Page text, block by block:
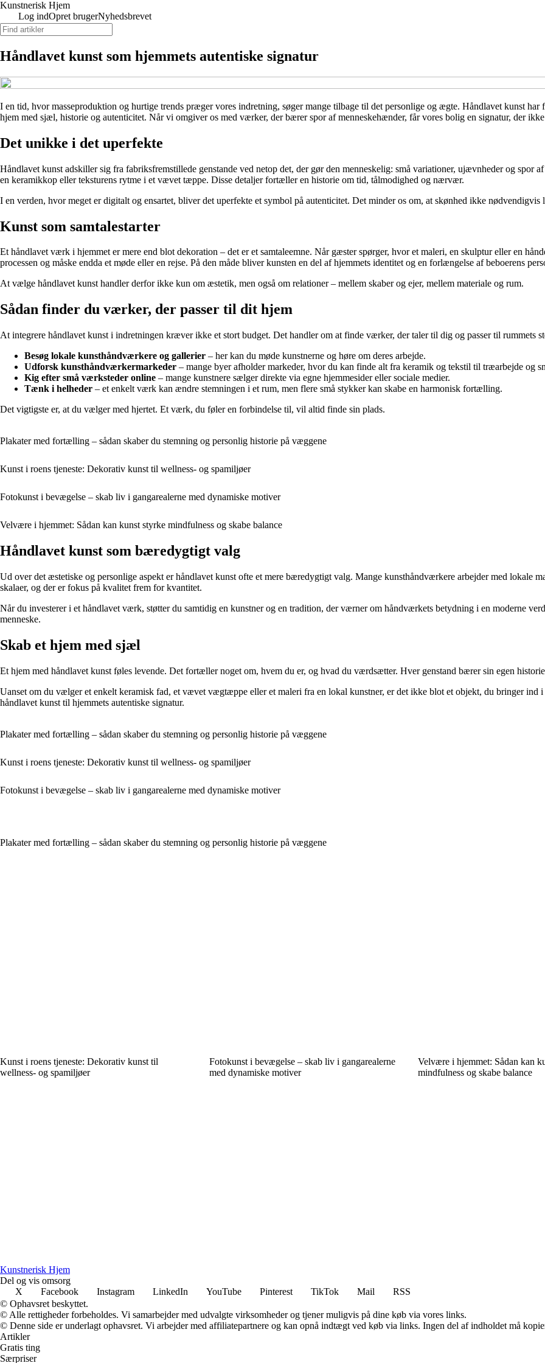
Kunstnerisk Hjem
Log indOpret brugerNyhedsbrevet
Håndlavet kunst som hjemmets autentiske signatur
I en tid, hvor masseproduktion og hurtige trends præger vores indretning, søger mange tilbage til det personlige og ægte. Håndlavet kunst har
hjem med sjæl, historie og autenticitet. Når vi omgiver os med værker, der bærer spor af menneskehænder, får vores bolig en signatur, der
Det unikke i det uperfekte
Håndlavet kunst adskiller sig fra fabriksfremstillede genstande ved netop det, der gør den menneskelig: små variationer, ujævnheder og spor
en keramikkop eller teksturens rytme i et vævet tæppe. Disse detaljer fortæller en historie om tid, tålmodighed og nærvær.
I en verden, hvor meget er digitalt og ensartet, bliver det uperfekte et symbol på autenticitet. Det minder os om, at skønhed ikke
Kunst som samtalestarter
Et håndlavet værk i hjemmet er mere end blot dekoration – det er et samtaleemne. Når gæster spørger, hvor et maleri, en skulptur eller en
processen og måske endda et møde eller en rejse. På den måde bliver kunsten en del af hjemmets identitet og en forlængelse af beboerens
At vælge håndlavet kunst handler derfor ikke kun om æstetik, men også om relationer – mellem skaber og ejer, mellem materiale og rum.
Sådan finder du værker, der passer til dit hjem
At integrere håndlavet kunst i indretningen kræver ikke et stort budget. Det handler om at finde værker, der taler til dig og passer til rummets
Besøg lokale kunsthåndværkere og gallerier – her kan du møde kunstnerne og høre om deres arbejde.
Udforsk kunsthåndværkermarkeder – mange byer afholder markeder, hvor du kan finde alt fra keramik og tekstil til træarbejde og
Kig efter små værksteder online – mange kunstnere sælger direkte via egne hjemmesider eller sociale medier.
Tænk i helheder – et enkelt værk kan ændre stemningen i et rum, men flere små stykker kan skabe en harmonisk fortælling.
Det vigtigste er, at du vælger med hjertet. Et værk, du føler en forbindelse til, vil altid finde sin plads.
Plakater med fortælling – sådan skaber du stemning og personlig historie på væggene
Kunst i roens tjeneste: Dekorativ kunst til wellness- og spamiljøer
Fotokunst i bevægelse – skab liv i gangarealerne med dynamiske motiver
Velvære i hjemmet: Sådan kan kunst styrke mindfulness og skabe balance
Håndlavet kunst som bæredygtigt valg
Ud over det æstetiske og personlige aspekt er håndlavet kunst ofte et mere bæredygtigt valg. Mange kunsthåndværkere arbejder med lokale
skalaer, og der er fokus på kvalitet frem for kvantitet.
Når du investerer i et håndlavet værk, støtter du samtidig en kunstner og en tradition, der værner om håndværkets betydning i en moderne
menneske.
Skab et hjem med sjæl
Et hjem med håndlavet kunst føles levende. Det fortæller noget om, hvem du er, og hvad du værdsætter. Hver genstand bærer sin egen
Uanset om du vælger et enkelt keramisk fad, et vævet vægtæppe eller et maleri fra en lokal kunstner, er det ikke blot et objekt, du bringer ind
håndlavet kunst til hjemmets autentiske signatur.
Plakater med fortælling – sådan skaber du stemning og personlig historie på væggene
Kunst i roens tjeneste: Dekorativ kunst til wellness- og spamiljøer
Fotokunst i bevægelse – skab liv i gangarealerne med dynamiske motiver
Plakater med fortælling – sådan skaber du stemning og personlig historie på væggene
Kunst i roens tjeneste: Dekorativ kunst til
wellness- og spamiljøer
Fotokunst i bevægelse – skab liv i gangarealerne
med dynamiske motiver
Velvære i hjemmet: Sådan kan
mindfulness og skabe balance
Kunstnerisk Hjem
Del og vis omsorg
X
Facebook Instagram LinkedIn YouTube Pinterest TikTok Mail
RSS
© Ophavsret beskyttet.
© Alle rettigheder forbeholdes. Vi samarbejder med udvalgte virksomheder og tjener muligvis på dine køb via vores links.
© Denne side er underlagt ophavsret. Vi arbejder med affiliatepartnere og kan opnå indtægt ved køb via links. Ingen del af indholdet må
Artikler
Gratis ting
Særpriser